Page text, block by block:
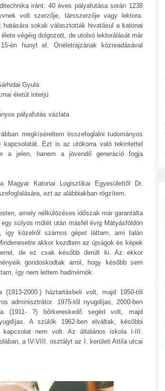
iránt. 40 éves pályafutása során 1238
volt szerzője, társszerzője vagy lektora.
hatására sokak választották hivatásul a katonai
végéig dolgozott, de utolsó lektorálását már
én hunyt el. Önéletrajzának közreadásával
Gyula
életút interjú
pályafutás vázlata
megkíséreltem összefoglalni tudományos
kapcsolatát. Ezt is az utókorra való tekintettel
a jelen, hanem a jövendő generáció fogja
Magyar Katonai Logisztikai Egyesülettől Dr.
ezt az alábbiakban rögzítem.
amely nélkülözéses időszak már garantálta
súlyos műtét után másfél évig Mátyásföldön
így közelről számos gépet láttam, ami talán
akkor kezdtem az újságok és képek
de ez csak később derült ki. Az ekkor
gondoskodtak arról, hogy később sem
így nem lettem hadmérnök.
(1913-2000.) háztartásbeli volt, majd 1950-től
adminisztrátor. 1975-től nyugdíjas, 2000-ben
(1911- ?) bőrkereskedő segéd volt, majd
A szülők 1962-ben elváltak, későbbi
kapcsolat nem volt. Az általános iskola I-III.
a IV-VIII. osztályt az I. kerületi Attila utcai